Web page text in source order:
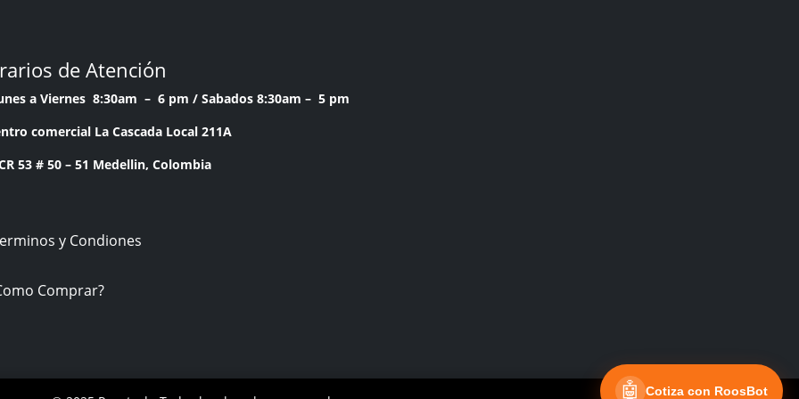
de Atención
a Viernes 8:30am – 6 pm / Sabados 8:30am – 5 pm
comercial La Cascada Local 211A
53 # 50 – 51 Medellin, Colombia
y Condiones
Comprar?
🤖 Cotiza con RoosBot